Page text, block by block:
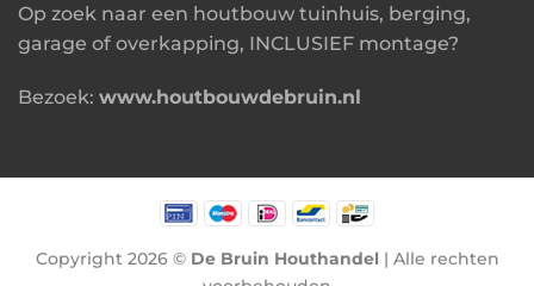
Op zoek naar een houtbouw tuinhuis, berging,
garage of overkapping, INCLUSIEF montage?
Bezoek: www.houtbouwdebruin.nl
Copyright 2026 © De Bruin Houthandel | Alle rechten